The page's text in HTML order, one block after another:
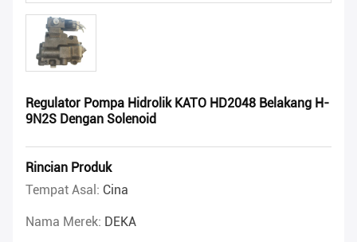
Regulator Pompa Hidrolik KATO HD2048 Belakang H-
9N2S Dengan Solenoid
Rincian Produk
Tempat Asal: Cina
Nama Merek: DEKA